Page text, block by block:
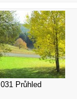
031 Průhled